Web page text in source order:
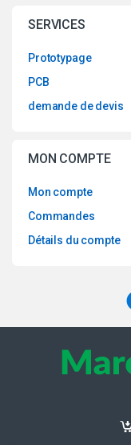
SERVICES
Prototypage
PCB
demande de devis
MON COMPTE
Mon compte
Commandes
Détails du compte